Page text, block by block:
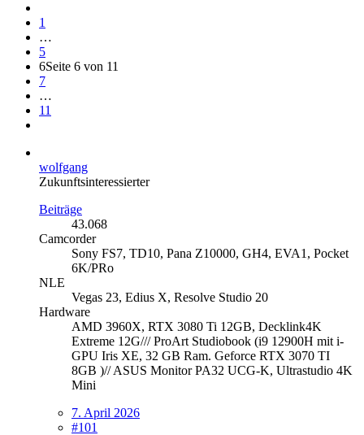
1
…
5
6Seite 6 von 11
7
…
11
wolfgang
Zukunftsinteressierter
Beiträge
43.068
Camcorder
Sony FS7, TD10, Pana Z10000, GH4, EVA1, Pocket
6K/PRo
NLE
Vegas 23, Edius X, Resolve Studio 20
Hardware
AMD 3960X, RTX 3080 Ti 12GB, Decklink4K
Extreme 12G/// ProArt Studiobook (i9 12900H mit i-
GPU Iris XE, 32 GB Ram. Geforce RTX 3070 TI
8GB )// ASUS Monitor PA32 UCG-K, Ultrastudio 4K
Mini
7. April 2026
#101